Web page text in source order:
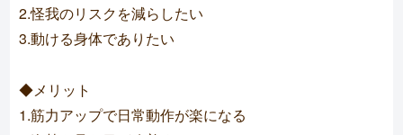
2.怪我のリスクを減らしたい
3.動ける身体でありたい
◆メリット
1.筋力アップで日常動作が楽になる